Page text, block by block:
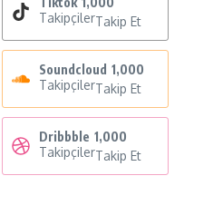
TakipçilerTakip Et
Soundcloud 1,000
TakipçilerTakip Et
Dribbble 1,000
TakipçilerTakip Et